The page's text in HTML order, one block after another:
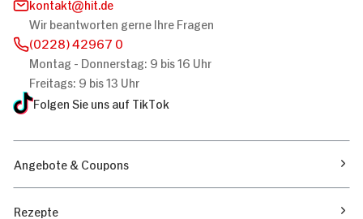
kontakt
hit.de
Wir beantworten gerne Ihre Fragen
(0228) 42967 0
Montag - Donnerstag: 9 bis 16 Uhr
Freitags: 9 bis 13 Uhr
Folgen Sie uns auf TikTok
Angebote & Coupons
Rezepte